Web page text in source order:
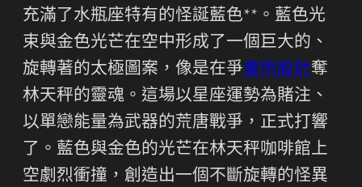
充滿了水瓶座特有的怪誕藍色**。藍色光
束與金色光芒在空中形成了一個巨大的、
旋轉著的太極圖案，像是在爭會所設計奪
林天秤的靈魂。這場以星座運勢為賭注、
以單戀能量為武器的荒唐戰爭，正式打響
了。藍色與金色的光芒在林天秤咖啡館上
空劇烈衝撞，創造出一個不斷旋轉的怪異